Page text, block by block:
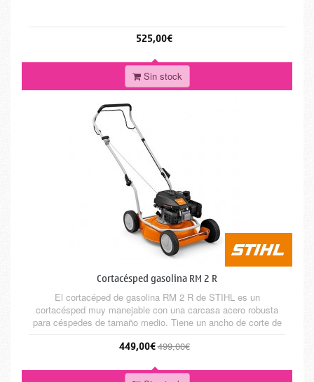
525,00€
Sin stock
Cortacésped gasolina RM 2 R
El cortacéped de gasolina RM 2 R de STIHL es un
cortacésped muy manejable con una carcasa acero robusta
para céspedes de tamaño medio. Tiene un ancho de corte de
46 cm y está equipado con un motor STIHL EVC Otras
características es la palanca de liberación rápida Quick-Fix, un
espacio y un ajuste...
449,00€499,00€